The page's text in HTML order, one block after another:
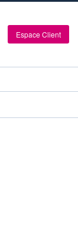
Espace Client